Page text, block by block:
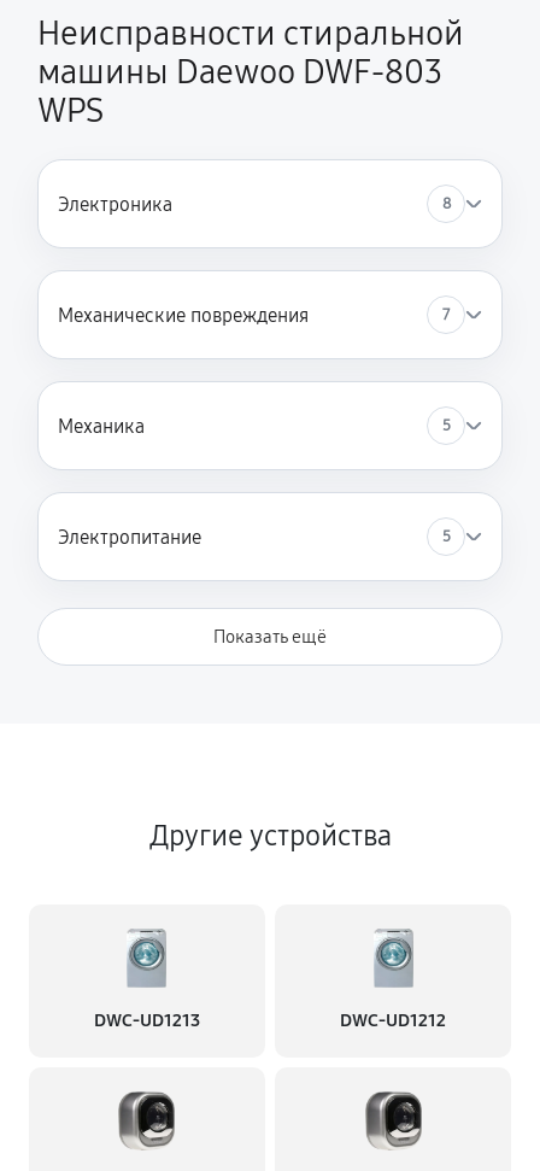
Замена шторок барабана
Замена пружин стиральной машины Daewoo DWF-
803 WPS
Замена заливного клапана
810 руб 60 минут
Неисправности стиральной
машины Daewoo DWF-803
WPS
Электроника 8
Механические повреждения 7
Механика 5
Электропитание 5
Показать ещё
Другие устройства
DWC-UD1213 DWC-UD1212